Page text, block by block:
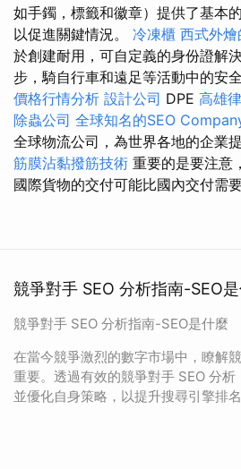
如手鐲，標籤和徽章）提供了基本
以促進關鍵情況。 冷凍櫃 西式外
於創建耐用，可自定義的身份證解
步，騎自行車和遠足等活動中的安
價格行情分析 設計公司 DPE 高雄
除蟲公司 全球知名的SEO
全球物流公司，為世界各地的企業
筋膜沾黏撥筋技術 重要的是要注意
國際貨物的交付可能比國內交付需
競爭對手 SEO 分析指南-SEO
競爭對手 SEO 分析指南-SEO是什麼
在當今競爭激烈的數字市場中，瞭解
重要。透過有效的競爭對手 SEO 分
並優化自身策略，以提升搜尋引擎排名